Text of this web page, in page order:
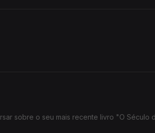
sobre o seu mais recente livro "O Século